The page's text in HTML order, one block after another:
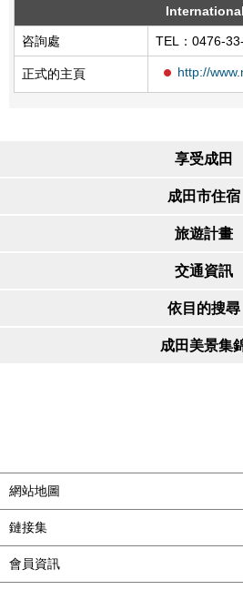
咨詢處 TEL：0476-
正式的主頁 http://
享受成田
成田市住宿
旅遊計畫
交通資訊
依目的搜尋
成田美景集
網站地圖
鏈接集
會員資訊